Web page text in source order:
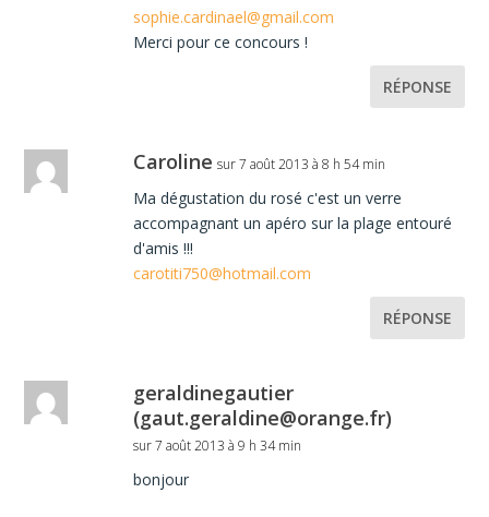
sophie.cardinael@gmail.com
Merci pour ce concours !
RÉPONSE
Caroline sur 7 août 2013 à 8 h 54 min
Ma dégustation du rosé c'est un verre
accompagnant un apéro sur la plage entouré
d'amis !!!
carotiti750@hotmail.com
RÉPONSE
geraldinegautier
(gaut.geraldine@orange.fr)
sur 7 août 2013 à 9 h 34 min
bonjour